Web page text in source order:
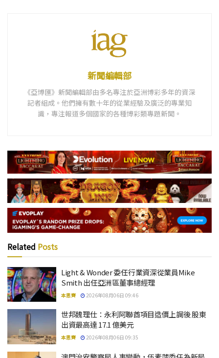
新聞編輯部
《亞博匯》新聞編輯部由多名專注於亞洲博彩多年的資深
記者組成。他們擁有數十年的從業經驗及廣泛的專業知
識，專注報道多個國家的各種博彩類專題新聞。
Related Posts
Light & Wonder 委任行業資深從業員Mike
Smith 出任亞洲區董事總經理
本思齊 2026年08月06日 09:46
世邦魏理仕：永利阿聯酋項目造價上調後 股東
出資最高達 17.1 億美元
本思齊 2026年08月06日 09:35